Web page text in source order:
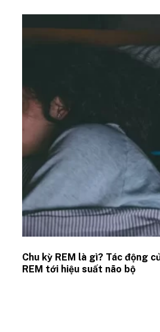
Chu kỳ REM là gì? Tác động
REM tới hiệu suất não bộ